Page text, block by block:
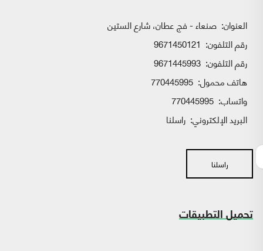
العنوان: صنعاء - فج عطان، شارع الستين
رقم التلفون: 9671450121
رقم التلفون: 9671445993
هاتف محمول: 770445995
واتساب:
البريد الإلكتروني: راسلنا
راسلنا
تحميل التطبيقات